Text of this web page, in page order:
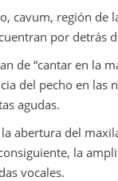
cavum, región de
por
de “cantar en la
del pecho en las
agudas.
abertura del
la
vocales.